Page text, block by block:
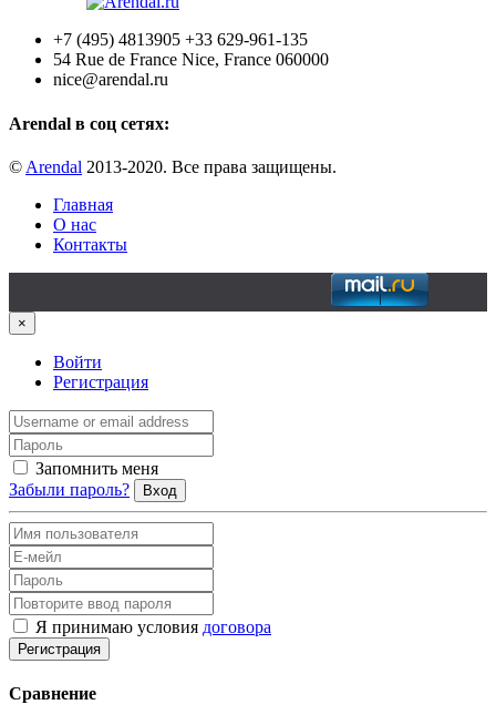
+7 (495) 4813905 +33 629-961-135
54 Rue de France Nice, France 060000
nice@arendal.ru
Arendal в соц сетях:
© Arendal 2013-2020. Все права защищены.
Главная
О нас
Контакты
×
Войти
Регистрация
Запомнить меня
Забыли пароль?
Вход
Я принимаю условия договора
Регистрация
Сравнение